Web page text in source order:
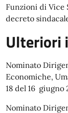
Funzioni di Vice
decreto
Ulteriori
Nominato
Economiche,
18 del 16 giugno
Nominato